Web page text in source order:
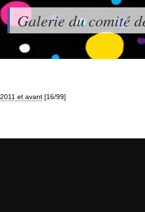
Galerie du comité
2011 et avant [16/99]